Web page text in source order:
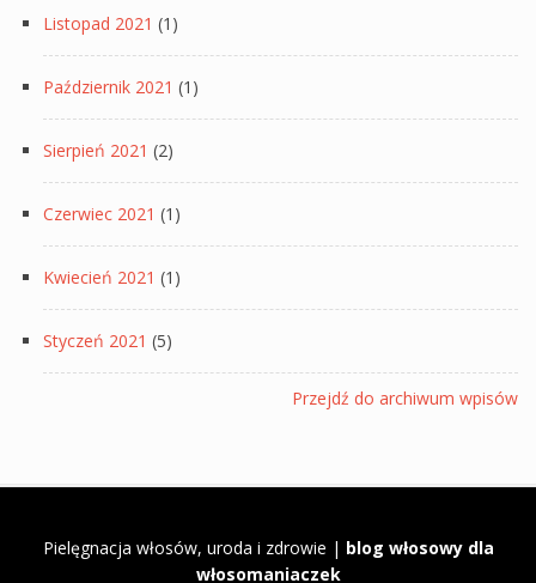
Listopad 2021 (1)
Październik 2021 (1)
Sierpień 2021 (2)
Czerwiec 2021 (1)
Kwiecień 2021 (1)
Styczeń 2021 (5)
Przejdź do archiwum wpisów
Pielęgnacja włosów, uroda i zdrowie | blog włosowy dla
włosomaniaczek